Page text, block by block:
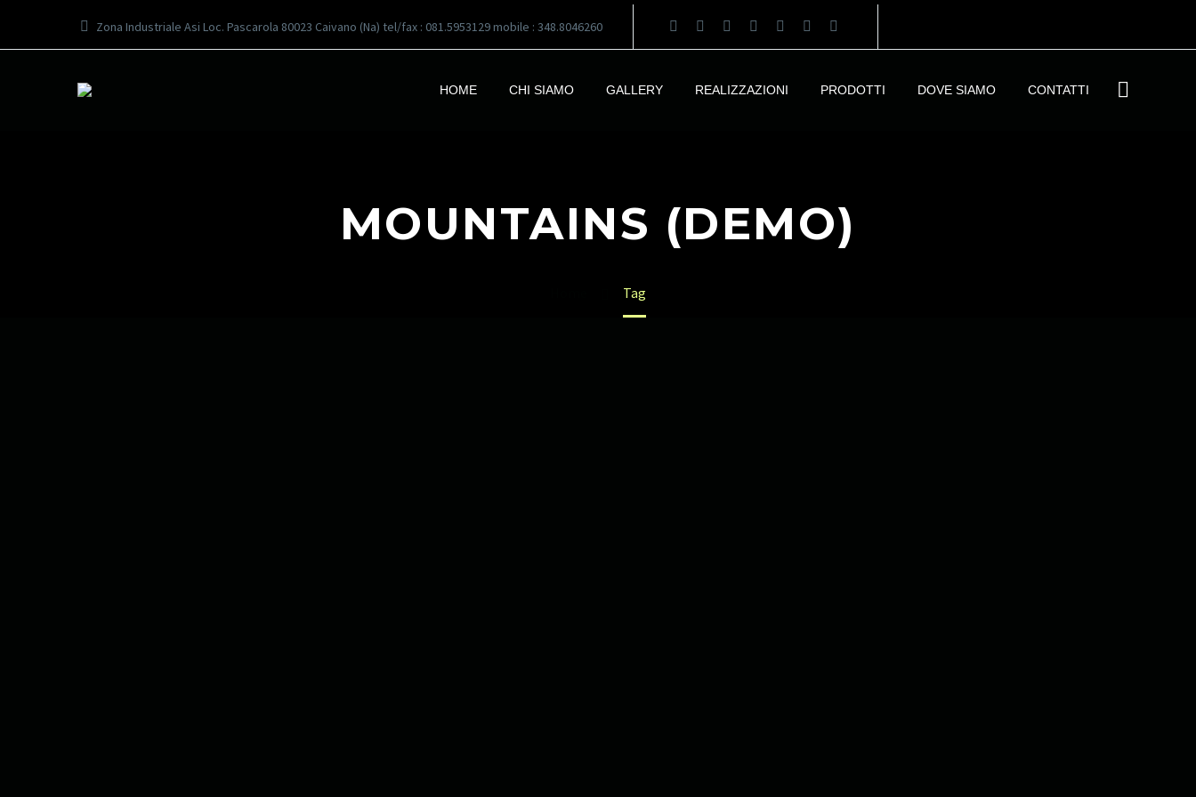
Zona Industriale Asi Loc. Pascarola 80023 Caivano (Na) tel/fax : 081.5953129 mobile : 348.8046260
HOME CHI SIAMO GALLERY REALIZZAZIONI PRODOTTI DOVE SIAMO CONTATTI
MOUNTAINS (DEMO)
Tag